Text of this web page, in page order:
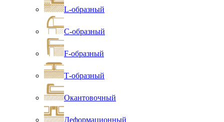
L-образный
С-образный
F-образный
Т-образный
Окантовочный
Деформационный